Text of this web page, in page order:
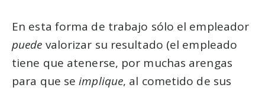
En esta forma de trabajo sólo el empleador
puede valorizar su resultado (el empleado
tiene que atenerse, por muchas arengas
para que seimplique, al cometido de sus